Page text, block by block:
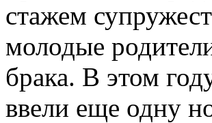
стажем
молодые
брака. В этом
ввели еще одну